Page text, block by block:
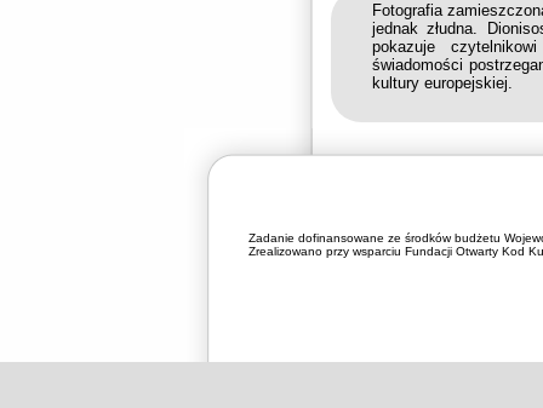
Fotografia
jednak złudna.
pokazuje
świadomości
kultury europejskiej.
Zadanie dofinansowane ze środków budżetu
Zrealizowano przy wsparciu Fundacji Otwarty Kod